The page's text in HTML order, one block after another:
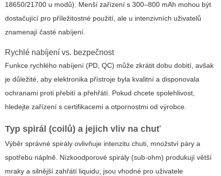
18650/21700 u modů). Menší zařízení s 300–800 mAh mohou být
dostačující pro příležitostné použití, ale u intenzivních uživatelů
znamenají časté nabíjení.
Rychlé nabíjení vs. bezpečnost
Funkce rychlého nabíjení (PD, QC) může zkrátit dobu dobití, avšak
je důležité, aby elektronika přístroje byla kvalitní a disponovala
ochranami proti přebití a přehřátí. Pokud chcete spolehlivost,
hledejte zařízení s certifikacemi a otpornostmi od výrobce.
Typ spirál (coilů) a jejich vliv na chuť
Výběr správné spirály ovlivňuje intenzitu chuti, množství páry a
spotřebu náplně. Nízkoodporové spirály (sub-ohm) produkují větší
mraky a silnější zahřátí liquidu; jsou vhodné pro uživatele